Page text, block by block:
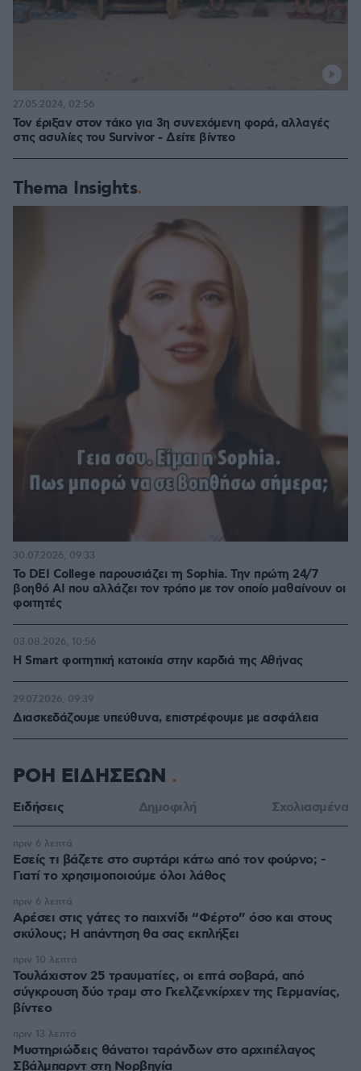
Τον έριξαν στον τάκο για 3η συνεχόμενη φορά, αλλαγές
στις ασυλίες του Survivor - Δείτε βίντεο
27.05.2024, 02:56
Thema Insights
Το DEI College παρουσιάζει τη Sophia. Την πρώτη 24/7
βοηθό AI που αλλάζει τον τρόπο με τον οποίο μαθαίνουν οι
φοιτητές
30.07.2026, 09:33
Η Smart φοιτητική κατοικία στην καρδιά της Αθήνας
03.08.2026, 10:56
Διασκεδάζουμε υπεύθυνα, επιστρέφουμε με ασφάλεια
29.07.2026, 09:39
ΡΟΗ ΕΙΔΗΣΕΩΝ
Ειδήσεις Δημοφιλή Σχολιασμένα
Εσείς τι βάζετε στο συρτάρι κάτω από τον φούρνο; -
Γιατί το χρησιμοποιούμε όλοι λάθος
πριν 6 λεπτά
Αρέσει στις γάτες το παιχνίδι “Φέρτο” όσο και στους
σκύλους; Η απάντηση θα σας εκπλήξει
πριν 6 λεπτά
Τουλάχιστον 25 τραυματίες, οι επτά σοβαρά, από
σύγκρουση δύο τραμ στο Γκελζενκίρχεν της Γερμανίας,
βίντεο
πριν 10 λεπτά
Μυστηριώδεις θάνατοι ταράνδων στο αρχιπέλαγος
Σβάλμπαρντ στη Νορβηγία
πριν 13 λεπτά